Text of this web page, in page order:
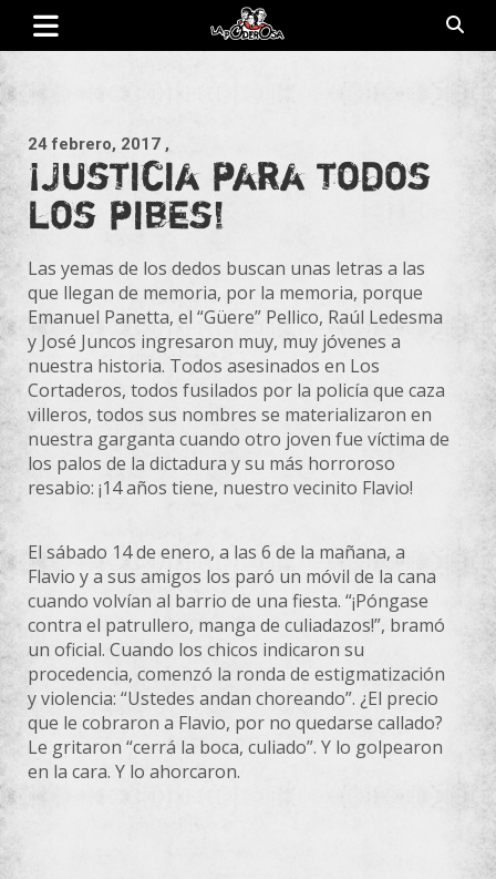
Saltar
contenido
24 febrero, 2017 ,
¡Justicia para todos
los pibes!
Las yemas de los dedos buscan unas letras a las
que llegan de memoria, por la memoria, porque
Emanuel Panetta, el “Güere” Pellico, Raúl Ledesma
y José Juncos ingresaron muy, muy jóvenes a
nuestra historia. Todos asesinados en Los
Cortaderos, todos fusilados por la policía que caza
villeros, todos sus nombres se materializaron en
nuestra garganta cuando otro joven fue víctima de
los palos de la dictadura y su más horroroso
resabio: ¡14 años tiene, nuestro vecinito Flavio!
El sábado 14 de enero, a las 6 de la mañana, a
Flavio y a sus amigos los paró un móvil de la cana
cuando volvían al barrio de una fiesta. “¡Póngase
contra el patrullero, manga de culiadazos!”, bramó
un oficial. Cuando los chicos indicaron su
procedencia, comenzó la ronda de estigmatización
y violencia: “Ustedes andan choreando”. ¿El precio
que le cobraron a Flavio, por no quedarse callado?
Le gritaron “cerrá la boca, culiado”. Y lo golpearon
en la cara. Y lo ahorcaron.